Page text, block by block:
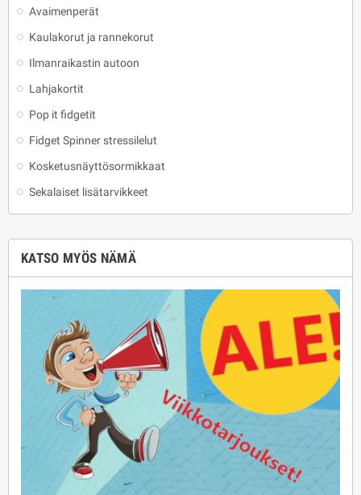
Avaimenperät
Kaulakorut ja rannekorut
Ilmanraikastin autoon
Lahjakortit
Pop it fidgetit
Fidget Spinner stressilelut
Kosketusnäyttösormikkaat
Sekalaiset lisätarvikkeet
KATSO MYÖS NÄMÄ